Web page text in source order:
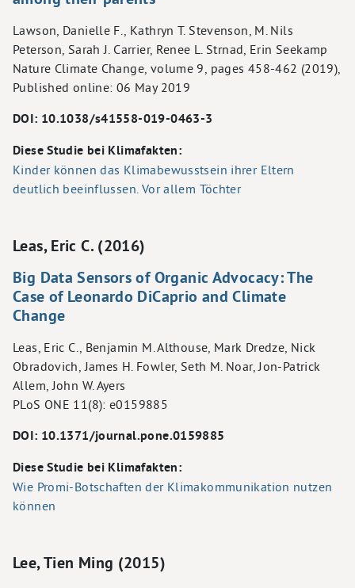
Lawson, Danielle F., Kathryn T. Stevenson, M. Nils
Peterson, Sarah J. Carrier, Renee L. Strnad, Erin Seekamp
Nature Climate Change, volume 9, pages 458-462 (2019),
Published online: 06 May 2019
DOI: 10.1038/s41558-019-0463-3
Diese Studie bei Klimafakten:
Kinder können das Klimabewusstsein ihrer Eltern
deutlich beeinflussen. Vor allem Töchter
Leas, Eric C. (2016)
Big Data Sensors of Organic Advocacy: The
Case of Leonardo DiCaprio and Climate
Change
Leas, Eric C., Benjamin M. Althouse, Mark Dredze, Nick
Obradovich, James H. Fowler, Seth M. Noar, Jon-Patrick
Allem, John W. Ayers
PLoS ONE 11(8): e0159885
DOI: 10.1371/journal.pone.0159885
Diese Studie bei Klimafakten:
Wie Promi-Botschaften der Klimakommunikation nutzen
können
Lee, Tien Ming (2015)